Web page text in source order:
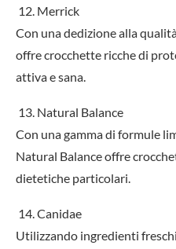
12. Merrick
Con una dedizione alla
offre crocchette ricche di
attiva e sana.
13. Natural Balance
Con una gamma di formule
Natural Balance offre
dietetiche particolari.
14. Canidae
Utilizzando ingredienti